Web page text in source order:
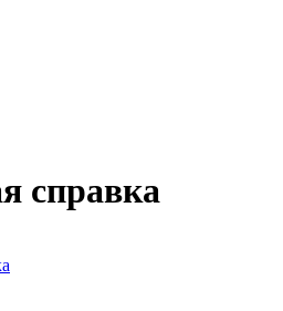
справка